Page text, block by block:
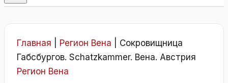
Главная Регион Вена
Сокровищница
Габсбургов. Schatzkammer. Вена. Австрия
Регион Вена